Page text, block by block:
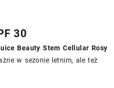
30
Beauty Stem Cellular Rosy
w sezonie letnim, ale też